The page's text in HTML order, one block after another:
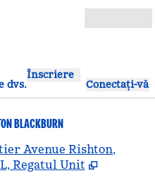
dvs.
Înscriere
Conectați-vă
BLACKBURN
Avenue Rishton,
Regatul Unit